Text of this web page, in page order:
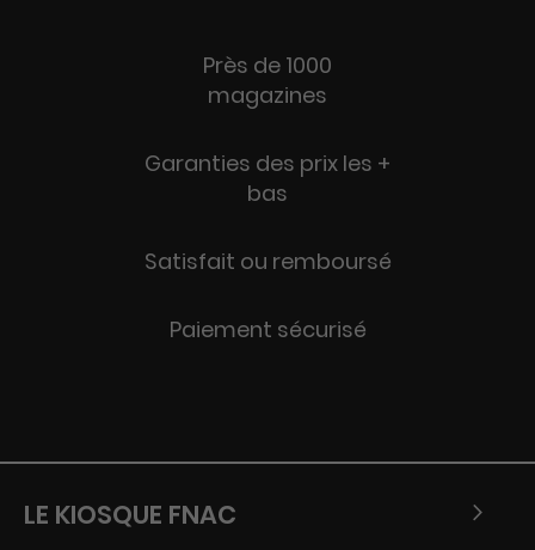
Près de 1000
magazines
Garanties des prix les +
bas
Satisfait ou remboursé
Paiement sécurisé
LE KIOSQUE FNAC